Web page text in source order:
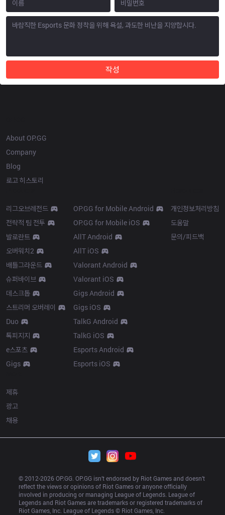
작성
About OP.GG
Company
Blog
로고 히스토리
리그오브레전드
전략적 팀 전투
발로란트
오버워치2
배틀그라운드
슈퍼바이브
데스크톱
스트리머 오버레이
Duo
톡피지지
e스포츠
Gigs
OP.GG for Mobile Android
OP.GG for Mobile iOS
AllT Android
AllT iOS
Valorant Android
Valorant iOS
Gigs Android
Gigs iOS
TalkG Android
TalkG iOS
Esports Android
Esports iOS
개인정보처리방침
도움말
문의/피드백
제휴
광고
채용
© 2012-2026 OP.GG. OP.GG isn’t endorsed by Riot Games and doesn’t
reflect the views or opinions of Riot Games or anyone officially
involved in producing or managing League of Legends. League of
Legends and Riot Games are trademarks or registered trademarks of
Riot Games, Inc. League of Legends © Riot Games, Inc.